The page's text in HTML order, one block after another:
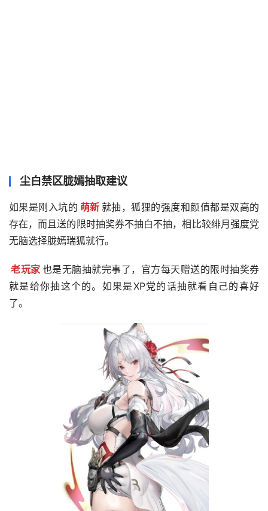
尘白禁区胧嫣抽取建议
如果是刚入坑的 萌新 就抽，狐狸的强度和颜值都是双高的
存在，而且送的限时抽奖券不抽白不抽，相比较绯月强度党
无脑选择胧嫣瑞狐就行。
老玩家 也是无脑抽就完事了，官方每天赠送的限时抽奖券
就是给你抽这个的。如果是XP党的话抽就看自己的喜好
了。